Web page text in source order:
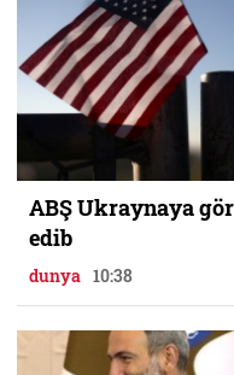
ABŞ Ukraynaya
edib
dunya 10:38